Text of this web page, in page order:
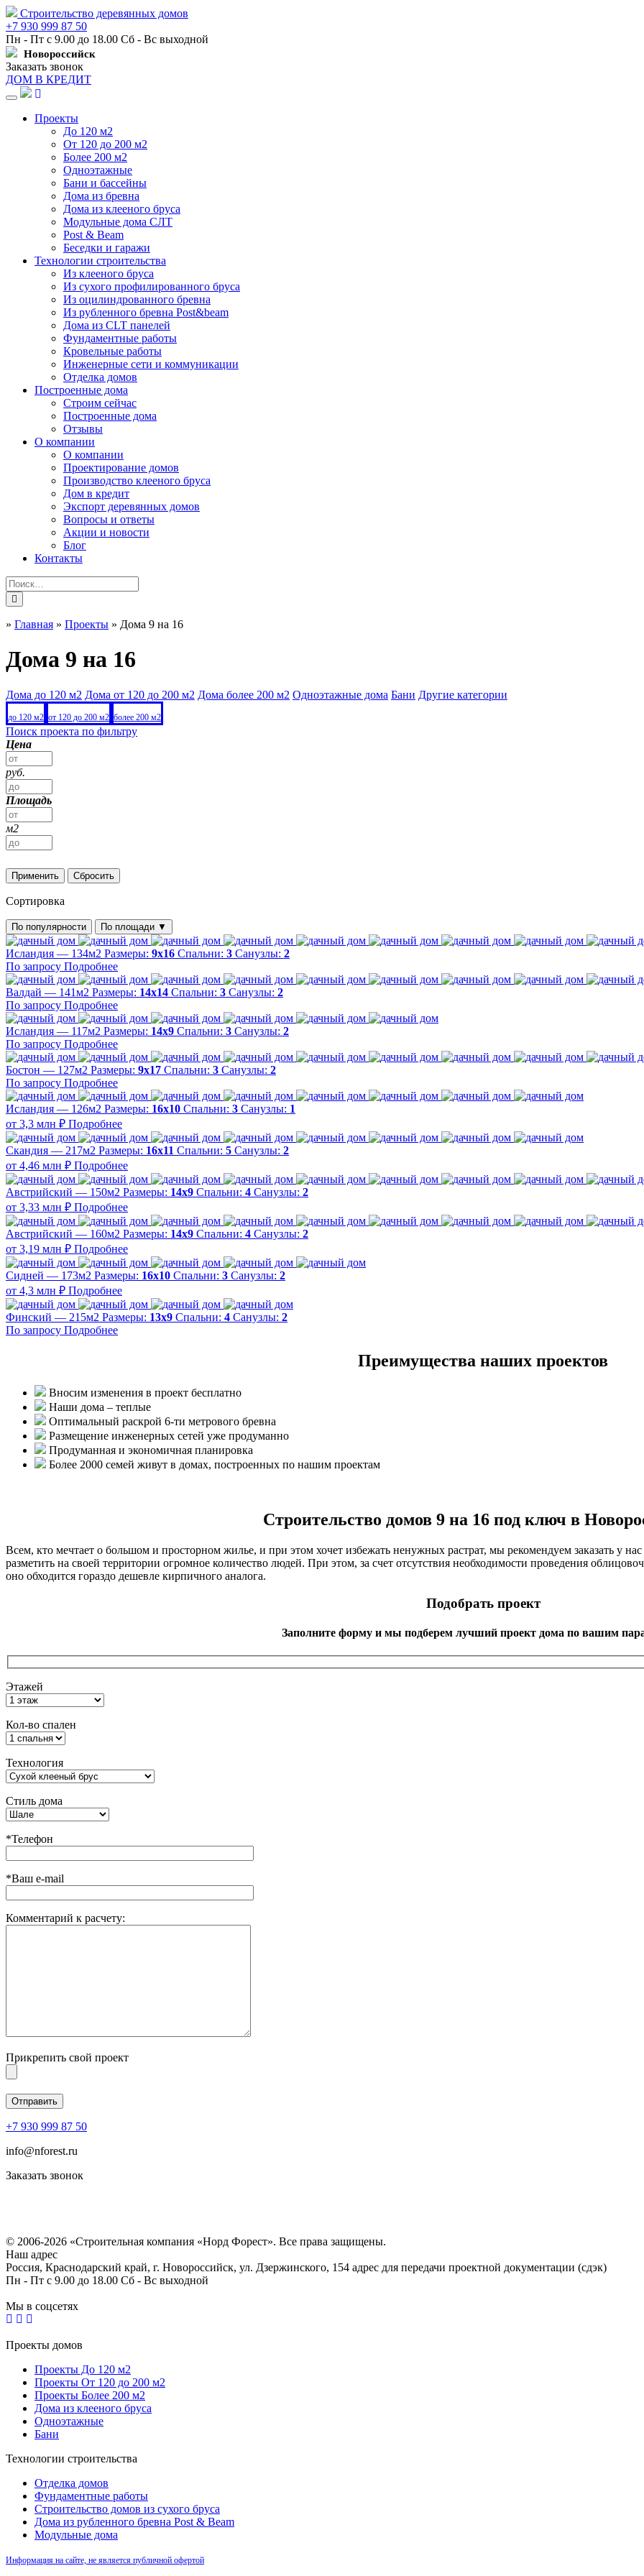
Строительство деревянных домов
+7 930 999 87 50
Пн - Пт с 9.00 до 18.00 Сб - Вс выходной
Новороссийск
Заказать звонок
ДОМ В КРЕДИТ
Навигация
Проекты
До 120 м2
От 120 до 200 м2
Более 200 м2
Одноэтажные
Бани и бассейны
Дома из бревна
Дома из клееного бруса
Модульные дома СЛТ
Post & Beam
Беседки и гаражи
Технологии строительства
Из клееного бруса
Из сухого профилированного бруса
Из оцилиндрованного бревна
Из рубленного бревна Post&beam
Дома из CLT панелей
Фундаментные работы
Кровельные работы
Инженерные сети и коммуникации
Отделка домов
Построенные дома
Строим сейчас
Построенные дома
Отзывы
О компании
О компании
Проектирование домов
Производство клееного бруса
Дом в кредит
Экспорт деревянных домов
Вопросы и ответы
Акции и новости
Блог
Контакты
» Главная » Проекты » Дома 9 на 16
Дома 9 на 16
Дома до 120 м2 Дома от 120 до 200 м2 Дома более 200 м2 Одноэтажные дома Бани Другие категории
до 120 м2 от 120 до 200 м2 более 200 м2
Поиск проекта по фильтру
Цена
руб.
Площадь
м2
Применить Сбросить
Сортировка
По популярности По площади ▼
Исландия — 134м2 Размеры: 9х16 Спальни: 3 Санузлы: 2
По запросу Подробнее
Валдай — 141м2 Размеры: 14х14 Спальни: 3 Санузлы: 2
По запросу Подробнее
Исландия — 117м2 Размеры: 14х9 Спальни: 3 Санузлы: 2
По запросу Подробнее
Бостон — 127м2 Размеры: 9х17 Спальни: 3 Санузлы: 2
По запросу Подробнее
Исландия — 126м2 Размеры: 16х10 Спальни: 3 Санузлы: 1
от 3,3 млн ₽ Подробнее
Скандия — 217м2 Размеры: 16х11 Спальни: 5 Санузлы: 2
от 4,46 млн ₽ Подробнее
Австрийский — 150м2 Размеры: 14х9 Спальни: 4 Санузлы: 2
от 3,33 млн ₽ Подробнее
Австрийский — 160м2 Размеры: 14х9 Спальни: 4 Санузлы: 2
от 3,19 млн ₽ Подробнее
Сидней — 173м2 Размеры: 16х10 Спальни: 3 Санузлы: 2
от 4,3 млн ₽ Подробнее
Финский — 215м2 Размеры: 13х9 Спальни: 4 Санузлы: 2
По запросу Подробнее
Преимущества наших проектов
Вносим изменения в проект бесплатно
Наши дома – теплые
Оптимальный раскрой 6-ти метрового бревна
Размещение инженерных сетей уже продуманно
Продуманная и экономичная планировка
Более 2000 семей живут в домах, построенных по нашим проектам
Строительство домов 9 на 16 под ключ в
Всем, кто мечтает о большом и просторном жилье, и при этом хочет избежать ненужных растрат, мы рекомендуем заказать у
разметить на своей территории огромное количество людей. При этом, за счет отсутствия необходимости проведения
оно обходится гораздо дешевле кирпичного аналога.
Подобрать проект
Заполните форму и мы подберем лучший проект дома по вашим
Этажей
Кол-во спален
Технология
Стиль дома
*Телефон
*Ваш e-mail
Комментарий к расчету:
Прикрепить свой проект
+7 930 999 87 50
info@nforest.ru
Заказать звонок
© 2006-2026 «Строительная компания «Норд Форест». Все права защищены.
Наш адрес
Россия, Краснодарский край, г. Новороссийск, ул. Дзержинского, 154 адрес для передачи проектной документации (сдэк)
Пн - Пт с 9.00 до 18.00 Сб - Вс выходной
Мы в соцсетях
Проекты домов
Проекты До 120 м2
Проекты От 120 до 200 м2
Проекты Более 200 м2
Дома из клееного бруса
Одноэтажные
Бани
Технологии строительства
Отделка домов
Фундаментные работы
Строительство домов из сухого бруса
Дома из рубленного бревна Post & Beam
Модульные дома
Информация на сайте, не является публичной офертой